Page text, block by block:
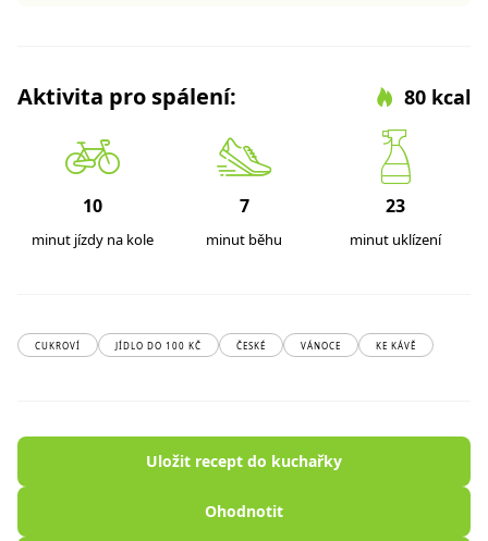
Aktivita pro spálení: 80 kcal
10
minut jízdy na kole
7
minut běhu
23
minut uklízení
CUKROVÍ JÍDLO DO 100 KČ ČESKÉ VÁNOCE KE KÁVĚ
Uložit recept do kuchařky
Ohodnotit